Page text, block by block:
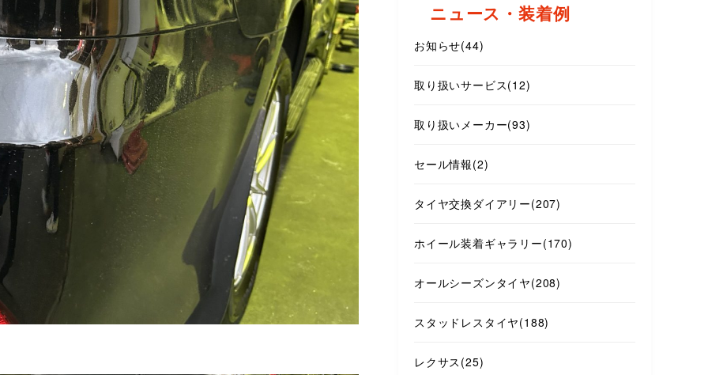
ニュース・装着例
お知らせ(44)
取り扱いサービス(12)
取り扱いメーカー(93)
セール情報(2)
タイヤ交換ダイアリー(207)
ホイール装着ギャラリー(170)
オールシーズンタイヤ(208)
スタッドレスタイヤ(188)
レクサス (25)